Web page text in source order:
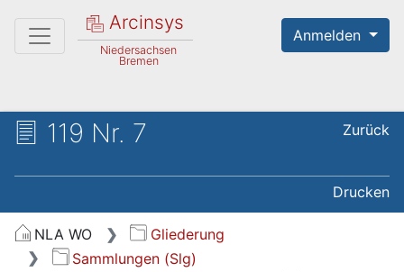
Arcinsys
Niedersachsen
Bremen
Anmelden
119 Nr. 7 Zurück
Drucken
NLA WO
Gliederung
Sammlungen (Slg)